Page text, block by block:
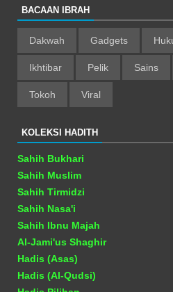
BACAAN IBRAH
Dakwah Gadgets
Ikhtibar Pelik Sains
Tokoh Viral
KOLEKSI HADITH
Sahih Bukhari
Sahih Muslim
Sahih Tirmidzi
Sahih Nasa'i
Sahih Ibnu Majah
Al-Jami'us Shaghir
Hadis (Asas)
Hadis (Al-Qudsi)